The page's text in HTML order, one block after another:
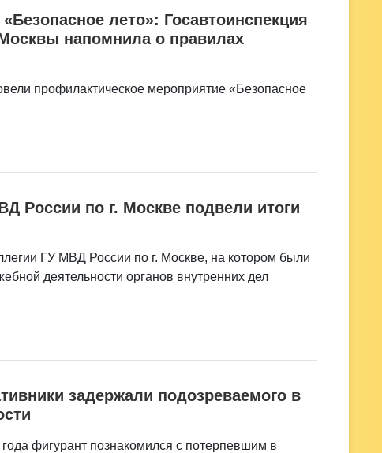
лето»: Госавтоинспекция
напомнила о правилах
профилактическое мероприятие «Безопасное
России по г. Москве подвели итоги
ГУ МВД России по г. Москве, на котором были
деятельности органов внутренних дел
задержали подозреваемого в
фигурант познакомился с потерпевшим в